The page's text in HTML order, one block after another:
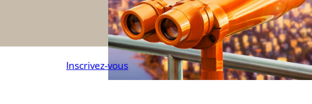
Inscrivez-vous